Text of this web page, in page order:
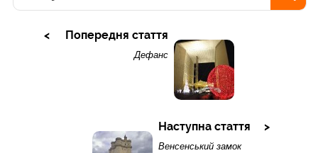
Попередня стаття
Дефанс
Наступна стаття
Венсенський замок